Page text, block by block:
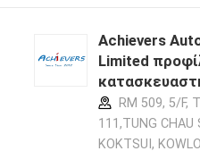
Achievers
Limited
RM 509, 5/F,
111,TUNG CHAU
KOKTSUI,